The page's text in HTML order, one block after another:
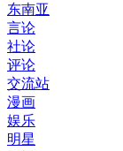
东南亚
言论
社论
评论
交流站
漫画
娱乐
明星